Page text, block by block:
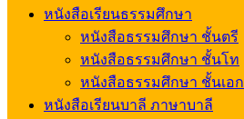
หนังสือเรียนธรรมศึกษา
หนังสือธรรมศึกษา ชั้นตรี
หนังสือธรรมศึกษา ชั้นโท
หนังสือธรรมศึกษา ชั้นเอก
หนังสือเรียนบาลี ภาษาบาลี